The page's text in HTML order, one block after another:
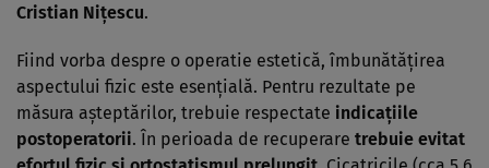
Cristian Niţescu.
Fiind vorba despre o operatie estetică, îmbunătăţirea
aspectului fizic este esenţială. Pentru rezultate pe
măsura aşteptărilor, trebuie respectate indicaţiile
postoperatorii. În perioada de recuperare trebuie evitat